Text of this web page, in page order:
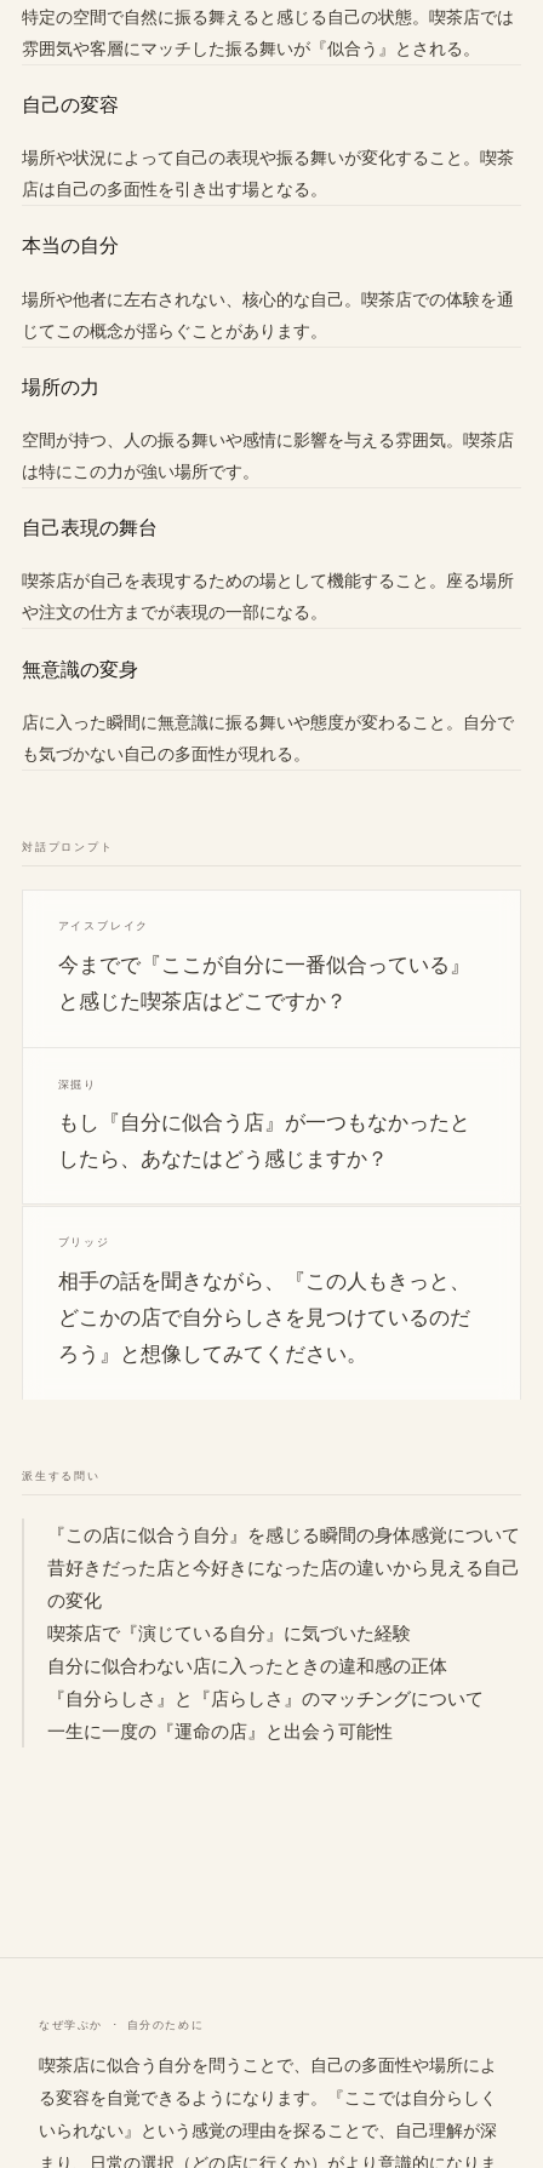
特定の空間で自然に振る舞えると感じる自己の状態。喫茶店では
雰囲気や客層にマッチした振る舞いが『似合う』とされる。
自己の変容
場所や状況によって自己の表現や振る舞いが変化すること。喫茶
店は自己の多面性を引き出す場となる。
本当の自分
場所や他者に左右されない、核心的な自己。喫茶店での体験を通
じてこの概念が揺らぐことがあります。
場所の力
空間が持つ、人の振る舞いや感情に影響を与える雰囲気。喫茶店
は特にこの力が強い場所です。
自己表現の舞台
喫茶店が自己を表現するための場として機能すること。座る場所
や注文の仕方までが表現の一部になる。
無意識の変身
店に入った瞬間に無意識に振る舞いや態度が変わること。自分で
も気づかない自己の多面性が現れる。
対話プロンプト
アイスブレイク
今までで『ここが自分に一番似合っている』
と感じた喫茶店はどこですか？
深掘り
もし『自分に似合う店』が一つもなかったと
したら、あなたはどう感じますか？
ブリッジ
相手の話を聞きながら、『この人もきっと、
どこかの店で自分らしさを見つけているのだ
ろう』と想像してみてください。
派生する問い
『この店に似合う自分』を感じる瞬間の身体感覚について
昔好きだった店と今好きになった店の違いから見える自己
の変化
喫茶店で『演じている自分』に気づいた経験
自分に似合わない店に入ったときの違和感の正体
『自分らしさ』と『店らしさ』のマッチングについて
一生に一度の『運命の店』と出会う可能性
なぜ学ぶか · 自分のために
喫茶店に似合う自分を問うことで、自己の多面性や場所によ
る変容を自覚できるようになります。『ここでは自分らしく
いられない』という感覚の理由を探ることで、自己理解が深
まり、日常の選択（どの店に行くか）がより意識的になりま